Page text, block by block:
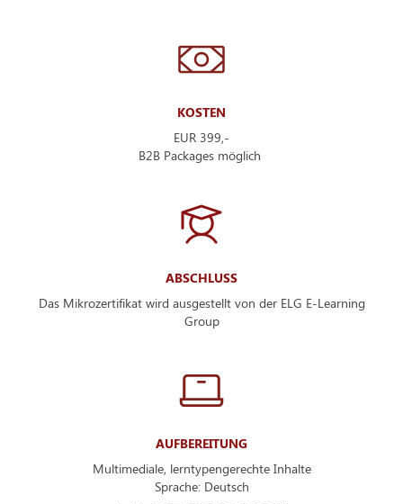
KOSTEN
EUR 399,-
B2B Packages möglich
ABSCHLUSS
Das Mikrozertifikat wird ausgestellt von der ELG E-Learning
Group
AUFBEREITUNG
Multimediale, lerntypengerechte Inhalte
Sprache: Deutsch